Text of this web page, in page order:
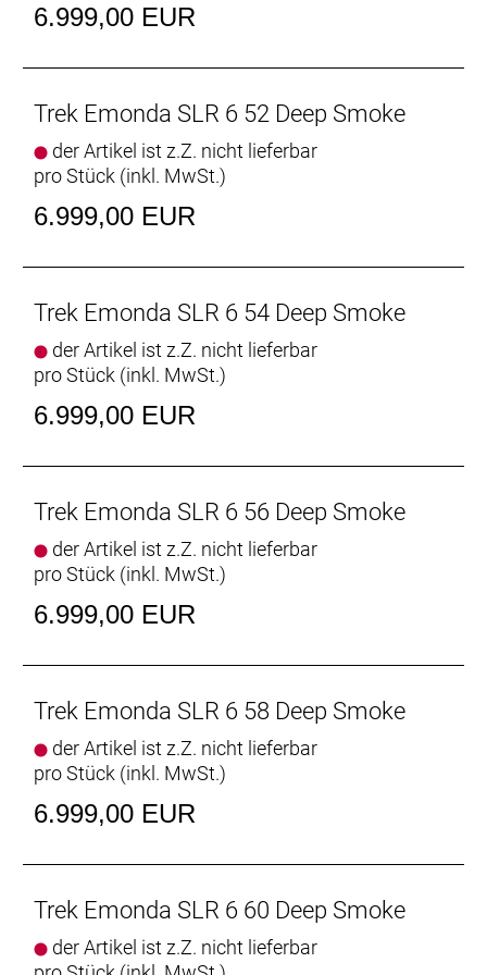
profitierst du dank Shimanos drahtloser,
elektronischer 105 Di2-Schaltung von einer präzisen
aerodynamisch, beeindruckt mit einem
Rahmengewicht von unter 700 Gramm und fährt
sich traumhaft.
- Die drahtlose Shimano 105 Di2 Schaltung
garantiert noch schnellere, leichtgängigere und
präzisere Gangwechsel.
Performance-Maßstäbe.
Émonda sowohl auf flachen Abschnitten als auch
auf deftigen Anstiegen zu einer Rakete.
- Die zusammen mit dem Émonda entwickelten
Aeolus Pro 37-Laufräder sind wahre
Innovatives Aero-Design
Abschnitten. Egal, wo du fährst, die
aerodynamischen Rohrformen des brandneuen
Émonda verschaffen dir überall einen spürbaren
Vorteil. Darüber hinaus ist das Émonda SLR für eine
Lenker-Vorbau-Einheit bestückt.
Ultraleichtes Carbon
Für leichte, schnelle Rohrprofile ist in der Regel mehr
Material erforderlich. Da wir aber nicht bereit waren,
entwickelten wir für das Émonda SLR unser
Großartige Bikes für alle
Unabhängig von Geschlecht, Anatomie, Fahrstil
6.999,00 EUR
Trek Emonda SLR 6 52 Deep Smoke
der Artikel ist z.Z. nicht lieferbar
pro Stück (inkl. MwSt.)
6.999,00 EUR
Trek Emonda SLR 6 54 Deep Smoke
der Artikel ist z.Z. nicht lieferbar
pro Stück (inkl. MwSt.)
6.999,00 EUR
Trek Emonda SLR 6 56 Deep Smoke
der Artikel ist z.Z. nicht lieferbar
pro Stück (inkl. MwSt.)
6.999,00 EUR
Trek Emonda SLR 6 58 Deep Smoke
der Artikel ist z.Z. nicht lieferbar
pro Stück (inkl. MwSt.)
6.999,00 EUR
Trek Emonda SLR 6 60 Deep Smoke
der Artikel ist z.Z. nicht lieferbar